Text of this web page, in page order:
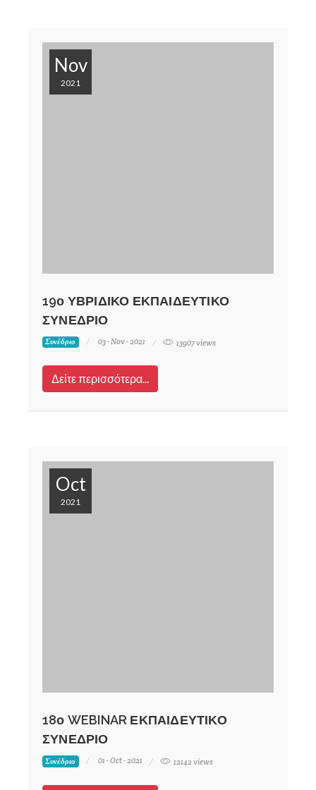
Nov
2021
19ο ΥΒΡΙΔΙΚΟ ΕΚΠΑΙΔΕΥΤΙΚΟ
ΣΥΝΕΔΡΙΟ
Συνέδριο 03 - Nov - 2021 13907 views
Δείτε περισσότερα...
Oct
2021
18ο WEBINAR ΕΚΠΑΙΔΕΥΤΙΚΟ
ΣΥΝΕΔΡΙΟ
Συνέδριο 01 - Oct - 2021 12142 views